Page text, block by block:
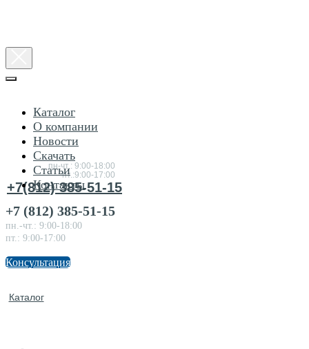
Консультация
по товарам
пн-чт.: 9:00-18:00
пт.:9:00-17:00
+7(812) 385-51-15
Каталог
Каталог
О компании
Новости
Скачать
Статьи
Контакты
+7 (812) 385-51-15
пн.-чт.: 9:00-18:00
пт.: 9:00-17:00
Консультация